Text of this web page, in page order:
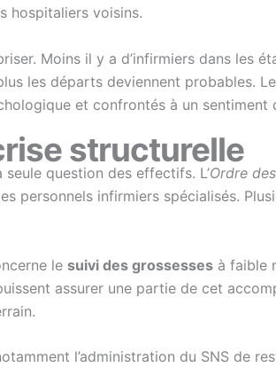
hospitaliers voisins.
Moins il y a d’infirmiers dans les
les départs deviennent probables.
et confrontés à un sentiment
structurelle
question des effectifs. L’Ordre
personnels infirmiers spécialisés.
le suivi des grossesses à faible
assurer une partie de cet
l’administration du SNS de